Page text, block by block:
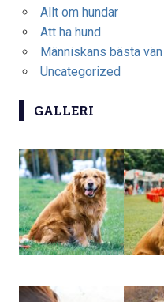
Allt om hundar
Att ha hund
Människans bästa vän
Uncategorized
GALLERI